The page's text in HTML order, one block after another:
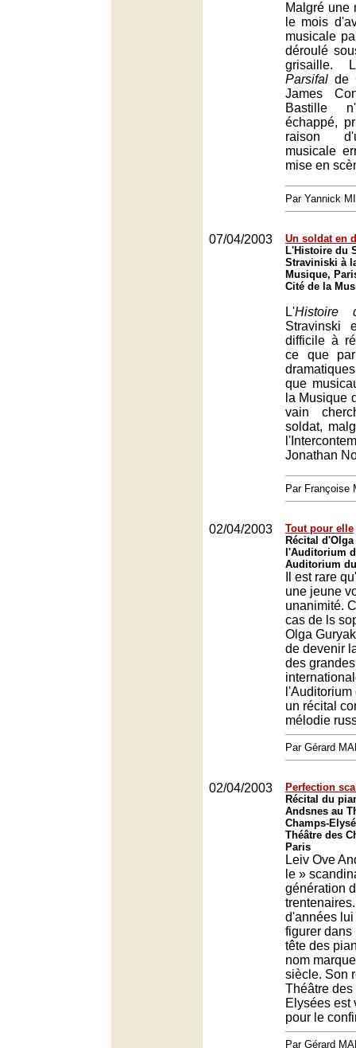
Malgré une
le mois
musicale
déroulé
grisaille.
Parsifal de
James
Bastille
échappé,
raison
musicale
mise en
Par Yannick
07/04/2003
Un soldat en
L'Histoire du
Straviniski à
Musique,
Cité de la
L'Histoire
Stravinski
difficile à
ce que
que
la Musique
vain
soldat,
Jonathan
Par Françoise
02/04/2003
Tout pour elle
Récital
l'Auditorium
Auditorium
Il est rare
une jeune
unanimité.
cas de ls
Olga
de devenir
des
un récital
mélodie
Par Gérard
02/04/2003
Perfection
Récital du
Andsnes au
Champs-
Théâtre des
Paris
Leiv Ove
le »
génération
d'années
figurer dans
tête des
nom
siècle. Son
Théâtre
Elysées est
pour le
Par Gérard